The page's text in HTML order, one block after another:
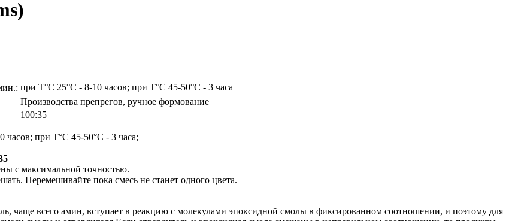
при T°C 25°C - 8-10 часов; при T°C 45-50°C - 3 часа
Производства препрегов, ручное формование
100:35
при T°C 45-50°C - 3 часа;
с максимальной точностью.
Перемешивайте пока смесь не станет одного цвета.
чаще всего амин, вступает в реакцию с молекулами эпоксидной смолы в фиксированном соотношении, и поэтому для